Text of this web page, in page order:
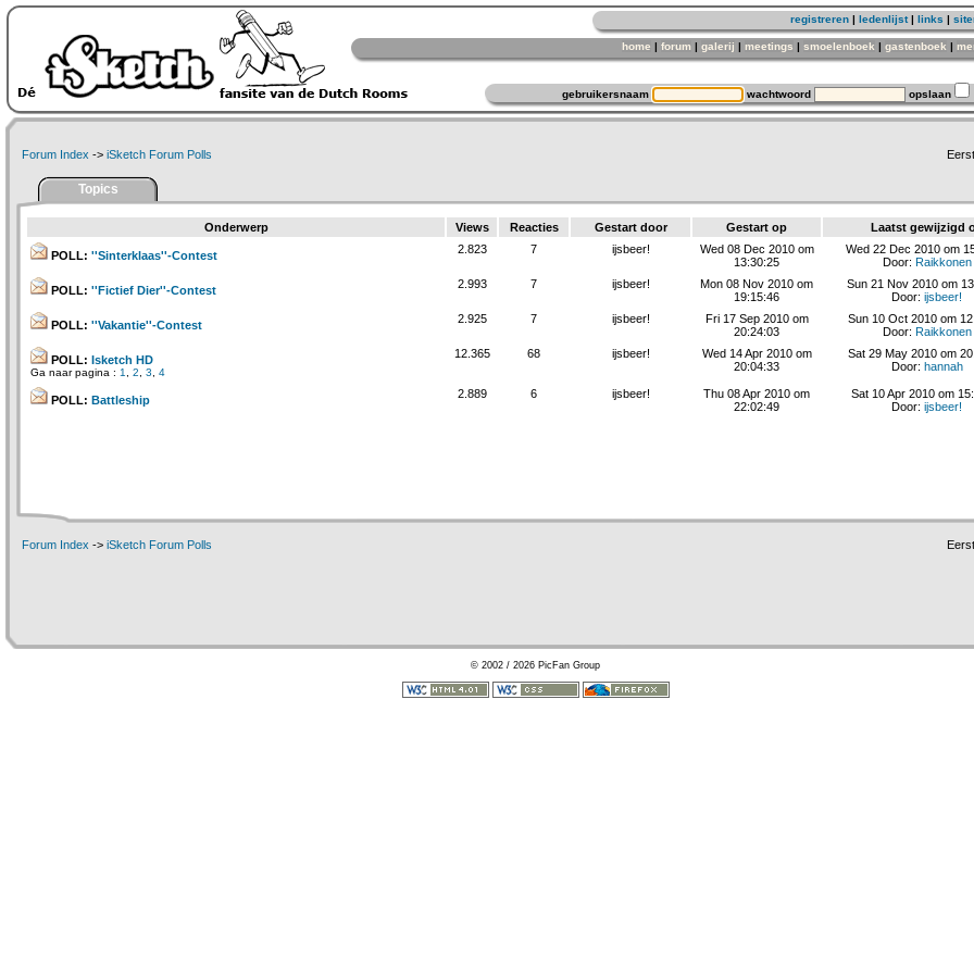
registreren | ledenlijst| links |
home | forum | galerij | meetings | smoelenboek | gastenboek |
gebruikersnaam wachtwoord opslaan
Forum Index -> iSketch Forum Polls
Topics
Onderwerp Views Reacties Gestart door Gestart op Laatst gewijzigd
POLL: ''Sinterklaas''-Contest 2.823 7 ijsbeer!
Wed 08 Dec 2010 om
13:30:25
Wed 22 Dec 2010 om
Door: Raikkonen
POLL: ''Fictief Dier''-Contest 2.993 7 ijsbeer!
Mon 08 Nov 2010 om
19:15:46
Sun 21 Nov 2010 om
Door: ijsbeer!
POLL: ''Vakantie''-Contest 2.925 7 ijsbeer!
Fri 17 Sep 2010 om
20:24:03
Sun 10 Oct 2010 om
Door: Raikkonen
POLL: Isketch HD
Ga naar pagina : 1 2 3 4
12.365 68 ijsbeer!
Wed 14 Apr 2010 om
20:04:33
Sat 29 May 2010 om
Door: hannah
POLL: Battleship 2.889 6 ijsbeer!
Thu 08 Apr 2010 om
22:02:49
Sat 10 Apr 2010 om
Door: ijsbeer!
Forum Index -> iSketch Forum Polls
© 2002 / 2026 PicFan Group